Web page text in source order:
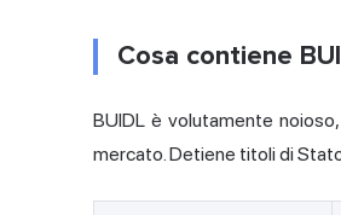
Cosa contiene
BUIDL è volutamente
mercato. Detiene titoli di